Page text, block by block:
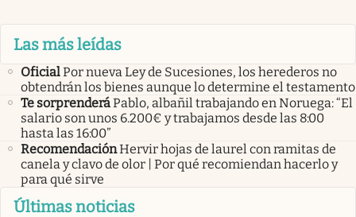
Las más leídas
OficialPor nueva Ley de Sucesiones, los herederos no
obtendrán los bienes aunque lo determine el testamento
Te sorprenderáPablo, albañil trabajando en Noruega: “El
salario son unos 6.200€ y trabajamos desde las 8:00
hasta las 16:00”
RecomendaciónHervir hojas de laurel con ramitas de
canela y clavo de olor | Por qué recomiendan hacerlo y
para qué sirve
Últimas noticias